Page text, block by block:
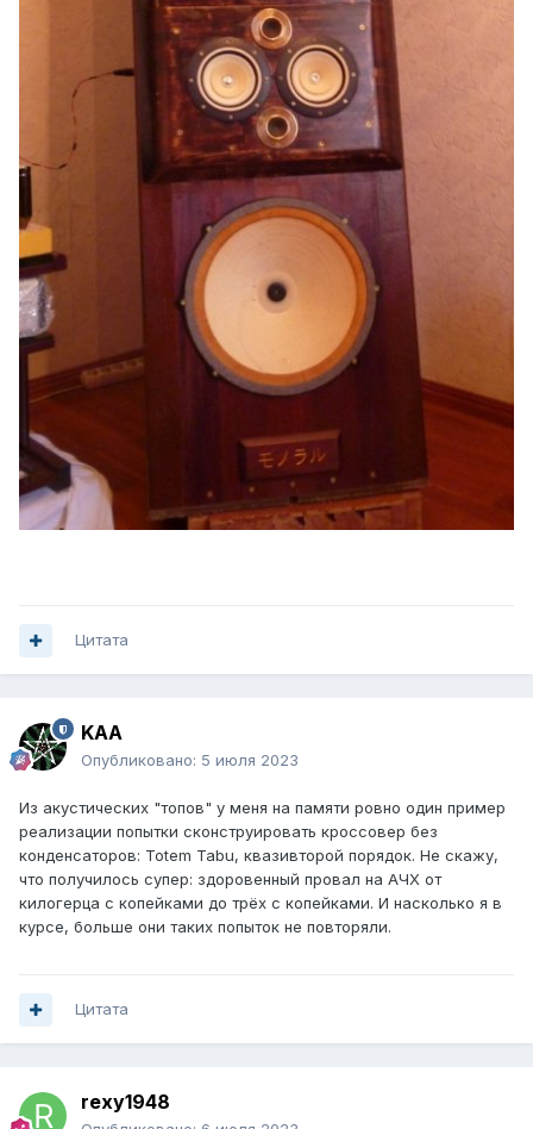
Цитата
KAA
Опубликовано: 5 июля 2023
Из акустических "топов" у меня на памяти ровно один пример
реализации попытки сконструировать кроссовер без
конденсаторов: Totem Tabu, квазивторой порядок. Не скажу,
что получилось супер: здоровенный провал на АЧХ от
килогерца с копейками до трёх с копейками. И насколько я в
курсе, больше они таких попыток не повторяли.
Цитата
rexy1948